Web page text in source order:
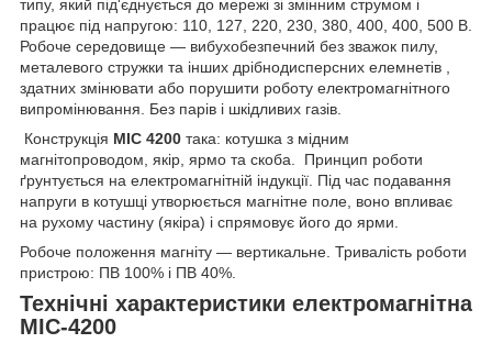
типу, який під'єднується до мережі зі змінним струмом і
працює під напругою: 110, 127, 220, 230, 380, 400, 400, 500 В.
Робоче середовище — вибухобезпечний без зважок пилу,
металевого стружки та інших дрібнодисперсних елемнетів ,
здатних змінювати або порушити роботу електромагнітного
випромінювання. Без парів і шкідливих газів.
Конструкція МІС 4200 така: котушка з мідним
магнітопроводом, якір, ярмо та скоба. Принцип роботи
ґрунтується на електромагнітній індукції. Під час подавання
напруги в котушці утворюється магнітне поле, воно впливає
на рухому частину (якіра) і спрямовує його до ярми.
Робоче положення магніту — вертикальне. Тривалість роботи
пристрою: ПВ 100% і ПВ 40%.
Технічні характеристики електромагнітна
МІС-4200